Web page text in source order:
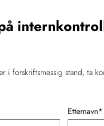
i forskriftsmessig stand, ta
Etternavn*